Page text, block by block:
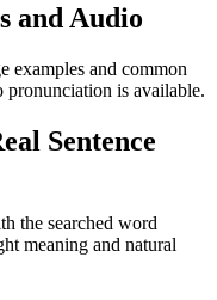
and Audio
examples and common
pronunciation is available.
Sentence
the searched word
meaning and natural